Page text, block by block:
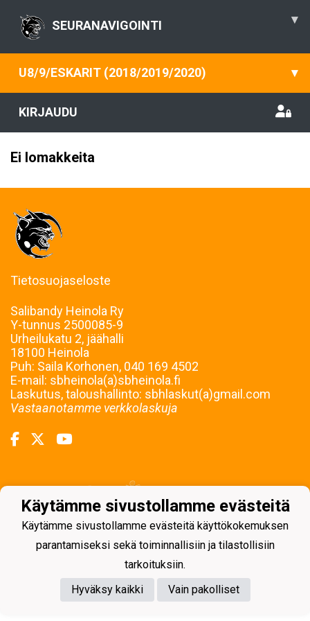
SEURANAVIGOINTI ▾
U8/9/ESKARIT (2018/2019/2020) ▾
KIRJAUDU
Ei lomakkeita
Tietosuojaseloste
Salibandy Heinola Ry
Y-tunnus 2500085-9
Urheilukatu 2, jäähalli
18100 Heinola
Puh: Saila Korhonen, 040 169 4502
E-mail: sbheinola(a)sbheinola.fi
Laskutus, taloushallinto: sbhlaskut(a)gmail.com
Vastaanotamme verkkolaskuja
Käytämme sivustollamme evästeitä
Käytämme sivustollamme evästeitä käyttökokemuksen
parantamiseksi sekä toiminnallisiin ja tilastollisiin
tarkoituksiin.
Hyväksy kaikki
Vain pakolliset